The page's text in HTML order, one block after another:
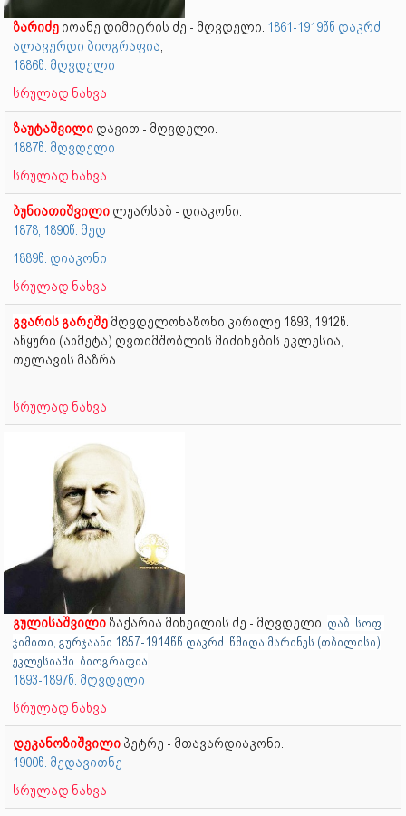
ზარიძე იოანე დიმიტრის ძე - მღვდელი. 1861-1919წწ დაკრძ.
ალავერდი ბიოგრაფია;
1886წ. მღვდელი
სრულად ნახვა
ზაუტაშვილი დავით - მღვდელი.
1887წ. მღვდელი
სრულად ნახვა
ბუნიათიშვილი ლუარსაბ - დიაკონი.
1878, 1890წ. მედ
1889წ. დიაკონი
სრულად ნახვა
გვარის გარეშე მღვდელონაზონი კირილე 1893, 1912წ.
აწყური (ახმეტა) ღვთიმშობლის მიძინების ეკლესია,
თელავის მაზრა
სრულად ნახვა
გულისაშვილი ზაქარია მიხეილის ძე - მღვდელი. დაბ. სოფ.
ჯიმითი, გურჯაანი 1857-1914წწ დაკრძ. წმიდა მარინეს (თბილისი)
ეკლესიაში. ბიოგრაფია
1893-1897წ. მღვდელი
სრულად ნახვა
დეკანოზიშვილი პეტრე - მთავარდიაკონი.
1900წ. მედავითნე
სრულად ნახვა